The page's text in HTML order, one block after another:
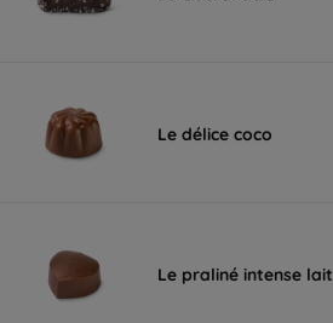
Le délice coco
Le praliné intense lait